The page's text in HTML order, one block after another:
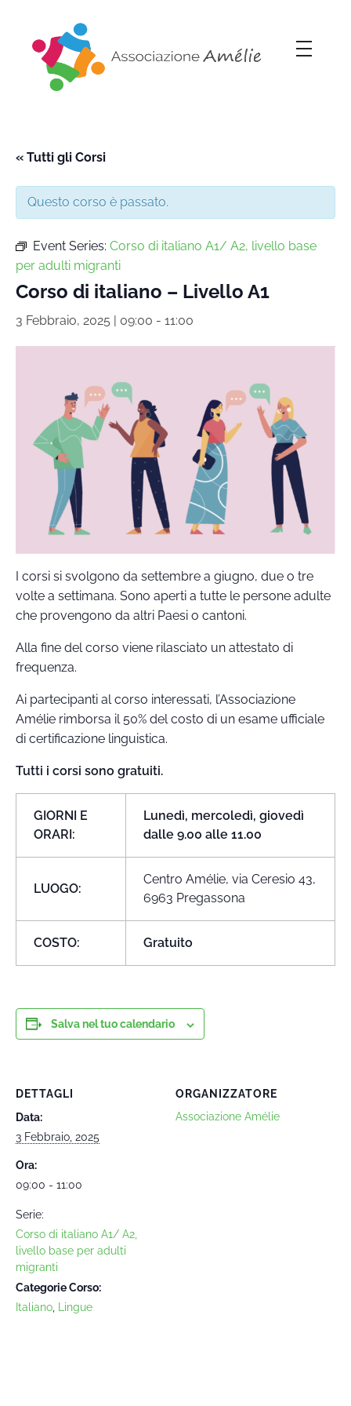
« Tutti gli Corsi
Questo corso è passato.
Event Series: Corso di italiano A1/ A2, livello base
per adulti migranti
Corso di italiano – Livello A1
3 Febbraio, 2025 | 09:00 - 11:00
I corsi si svolgono da settembre a giugno, due o tre
volte a settimana. Sono aperti a tutte le persone adulte
che provengono da altri Paesi o cantoni.
Alla fine del corso viene rilasciato un attestato di
frequenza.
Ai partecipanti al corso interessati, l’Associazione
Amélie rimborsa il 50% del costo di un esame ufficiale
di certificazione linguistica.
Tutti i corsi sono gratuiti.
GIORNI E
ORARI:
Lunedì, mercoledì, giovedì
dalle 9.00 alle 11.00
LUOGO:
Centro Amélie, via Ceresio 43,
6963 Pregassona
COSTO: Gratuito
Salva nel tuo calendario
DETTAGLI
Data:
3 Febbraio, 2025
Ora:
09:00 - 11:00
Serie:
Corso di italiano A1/ A2,
livello base per adulti
migranti
Categorie Corso:
Italiano
Lingue
ORGANIZZATORE
Associazione Amélie